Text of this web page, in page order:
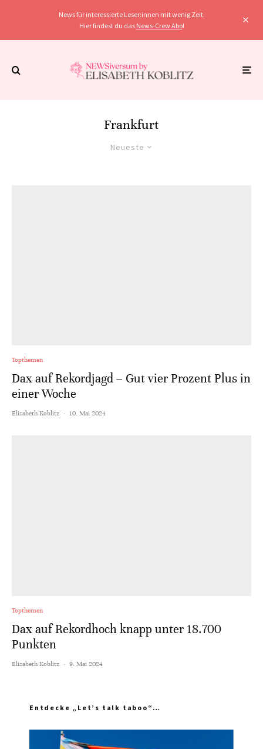
News für interessierte Leser:innen mit wenig Zeit.
Hier findest du das News-Crew Abo!
Frankfurt
Neueste
Topthemen
Dax auf Rekordjagd – Gut vier Prozent Plus in
einer Woche
Elisabeth Koblitz · 10. Mai 2024
Topthemen
Dax auf Rekordhoch knapp unter 18.700
Punkten
Elisabeth Koblitz · 9. Mai 2024
Entdecke „Let’s talk taboo“…